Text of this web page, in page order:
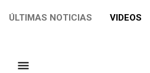
ÚLTIMAS NOTICIAS VIDEOS